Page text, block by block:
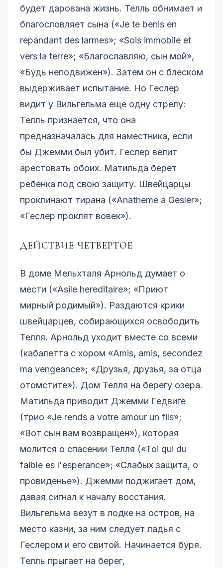
будет дарована жизнь. Телль обнимает и
благословляет сына («Je te benis en
repandant des larmes»; «Sois immobile et
vers la terre»; «Благославляю, сын мой»,
«Будь неподвижен»). Затем он с блеском
выдерживает испытание. Но Геслер
видит у Вильгельма еще одну стрелу:
Телль признается, что она
предназначалась для наместника, если
бы Джемми был убит. Геслер велит
арестовать обоих. Матильда берет
ребенка под свою защиту. Швейцарцы
проклинают тирана («Anatheme a Gesler»;
«Геслер проклят вовек»).
ДЕЙСТВИЕ ЧЕТВЕРТОЕ
В доме Мельхталя Арнольд думает о
мести («Asile hereditaire»; «Приют
мирный родимый»). Раздаются крики
швейцарцев, собирающихся освободить
Телля. Арнольд уходит вместе со всеми
(кабалетта с хором «Amis, amis, secondez
ma vengeance»; «Друзья, друзья, за отца
отомстите»). Дом Телля на берегу озера.
Матильда приводит Джемми Гедвиге
(трио «Je rends a votre amour un fils»;
«Вот сын вам возвращен»), которая
молится о спасении Телля («Toi qui du
faible es l'esperance»; «Слабых защита, о
провиденье»). Джемми поджигает дом,
давая сигнал к началу восстания.
Вильгельма везут в лодке на остров, на
место казни, за ним следует ладья с
Геслером и его свитой. Начинается буря.
Телль прыгает на берег,